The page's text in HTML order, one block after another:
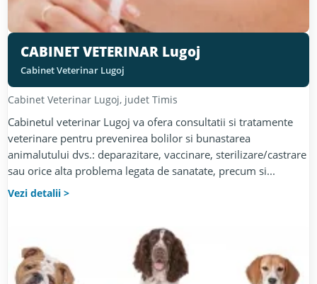
CABINET VETERINAR Lugoj
Cabinet Veterinar Lugoj
Cabinet Veterinar Lugoj, judet Timis
Cabinetul veterinar Lugoj va ofera consultatii si tratamente
veterinare pentru prevenirea bolilor si bunastarea
animalutului dvs.: deparazitare, vaccinare, sterilizare/castrare
sau orice alta problema legata de sanatate, precum si...
Vezi detalii